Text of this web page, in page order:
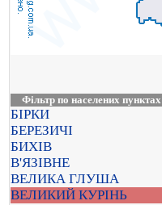
Фільтр по населених пунктах
БІРКИ
БЕРЕЗИЧІ
БИХІВ
В'ЯЗІВНЕ
ВЕЛИКА ГЛУША
ВЕЛИКИЙ КУРІНЬ